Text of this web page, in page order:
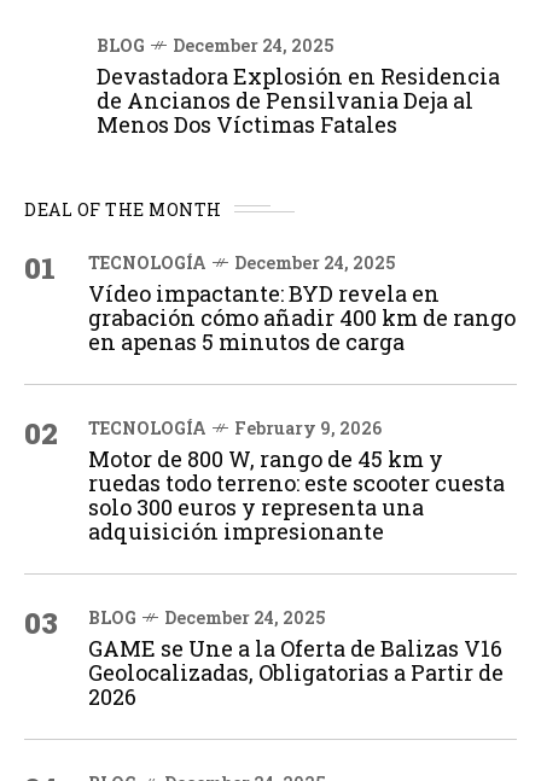
BLOG December 24, 2025
Devastadora Explosión en Residencia
de Ancianos de Pensilvania Deja al
Menos Dos Víctimas Fatales
DEAL OF THE MONTH
01 TECNOLOGÍA December 24, 2025
Vídeo impactante: BYD revela en
grabación cómo añadir 400 km de rango
en apenas 5 minutos de carga
02 TECNOLOGÍA February 9, 2026
Motor de 800 W, rango de 45 km y
ruedas todo terreno: este scooter cuesta
solo 300 euros y representa una
adquisición impresionante
03 BLOG December 24, 2025
GAME se Une a la Oferta de Balizas V16
Geolocalizadas, Obligatorias a Partir de
2026